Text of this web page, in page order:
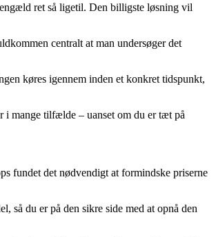
ret så ligetil. Den billigste løsning vil
centralt at man undersøger det
køres igennem inden et konkret tidspunkt,
i mange tilfælde – uanset om du er tæt på
fundet det nødvendigt at formindske priserne
så du er på den sikre side med at opnå den